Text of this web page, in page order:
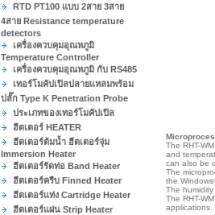
RTD PT100 แบบ 2สาย 3สาย
4สาย Resistance temperature
detectors
เครื่องควบคุมอุณหภูมิ
Temperature Controller
เครื่องควบคุมอุณหภูมิ กับ RS485
เทอร์โมคัปเปิลปลายแหลมพร้อม
ปลั๊ก Type K Penetration Probe
ประเภทของเทอร์โมคัปเปิล
ฮีตเตอร์ HEATER
ฮีตเตอร์ต้มน้ำ ฮีตเตอร์จุ่ม
Immersion Heater
ฮีตเตอร์รัดท่อ Band Heater
ฮีตเตอร์ครีบ Finned Heater
ฮีตเตอร์แท่ง Cartridge Heater
ฮีตเตอร์แผ่น Strip Heater
The RHT-
and
can also be
The
the
The
The RHT-
applications.